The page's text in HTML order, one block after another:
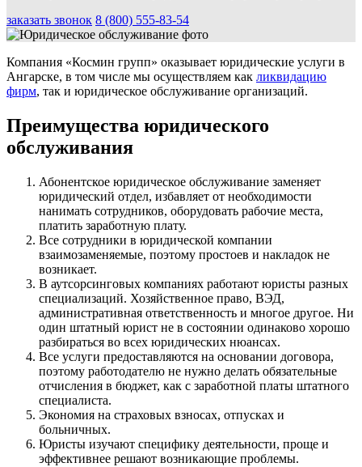
заказать звонок 8 (800) 555-83-54
Компания «Космин групп» оказывает юридические услуги в
Ангарске, в том числе мы осуществляем как ликвидацию
фирм, так и юридическое обслуживание организаций.
Преимущества юридического
обслуживания
Абонентское юридическое обслуживание заменяет
юридический отдел, избавляет от необходимости
нанимать сотрудников, оборудовать рабочие места,
платить заработную плату.
Все сотрудники в юридической компании
взаимозаменяемые, поэтому простоев и накладок не
возникает.
В аутсорсинговых компаниях работают юристы разных
специализаций. Хозяйственное право, ВЭД,
административная ответственность и многое другое. Ни
один штатный юрист не в состоянии одинаково хорошо
разбираться во всех юридических нюансах.
Все услуги предоставляются на основании договора,
поэтому работодателю не нужно делать обязательные
отчисления в бюджет, как с заработной платы штатного
специалиста.
Экономия на страховых взносах, отпусках и
больничных.
Юристы изучают специфику деятельности, проще и
эффективнее решают возникающие проблемы.